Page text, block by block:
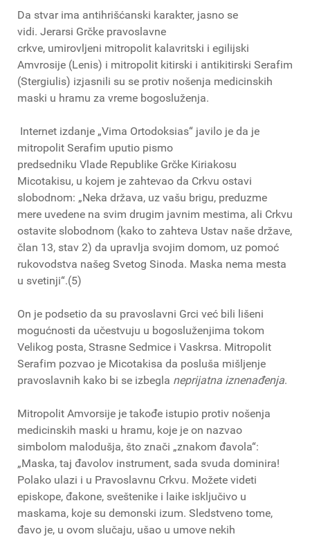
Da stvar ima antihrišćanski karakter, jasno se
vidi. Jerarsi Grčke pravoslavne
crkve, umirovljeni mitropolit kalavritski i egilijski
Amvrosije (Lenis) i mitropolit kitirski i antikitirski Serafim
(Stergiulis) izjasnili su se protiv nošenja medicinskih
maski u hramu za vreme bogosluženja.
Internet izdanje „Vima Ortodoksias“ javilo je da je
mitropolit Serafim uputio pismo
predsedniku Vlade Republike Grčke Kiriakosu
Micotakisu, u kojem je zahtevao da Crkvu ostavi
slobodnom: „Neka država, uz vašu brigu, preduzme
mere uvedene na svim drugim javnim mestima, ali Crkvu
ostavite slobodnom (kako to zahteva Ustav naše države,
član 13, stav 2) da upravlja svojim domom, uz pomoć
rukovodstva našeg Svetog Sinoda. Maska nema mesta
u svetinji“.(5)
On je podsetio da su pravoslavni Grci već bili lišeni
mogućnosti da učestvuju u bogosluženjima tokom
Velikog posta, Strasne Sedmice i Vaskrsa. Mitropolit
Serafim pozvao je Micotakisa da posluša mišljenje
pravoslavnih kako bi se izbegla neprijatna iznenađenja.
Mitropolit Amvorsije je takođe istupio protiv nošenja
medicinskih maski u hramu, koje je on nazvao
simbolom malodušja, što znači „znakom đavola“:
„Maska, taj đavolov instrument, sada svuda dominira!
Polako ulazi i u Pravoslavnu Crkvu. Možete videti
episkope, đakone, sveštenike i laike isključivo u
maskama, koje su demonski izum. Sledstveno tome,
đavo je, u ovom slučaju, ušao u umove nekih